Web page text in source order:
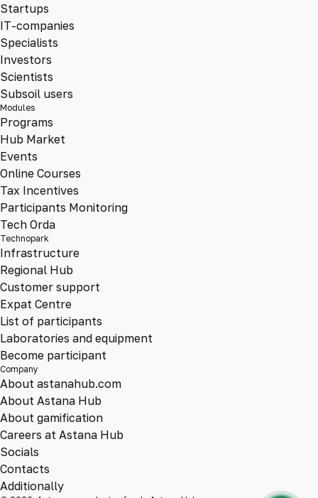
Startups
IT-companies
Specialists
Investors
Scientists
Subsoil users
Modules
Programs
Hub Market
Events
Online Courses
Tax Incentives
Participants Monitoring
Tech Orda
Technopark
Infrastructure
Regional Hub
Customer support
Expat Centre
List of participants
Laboratories and equipment
Become participant
Company
About astanahub.com
About Astana Hub
About gamification
Careers at Astana Hub
Socials
Contacts
Additionally